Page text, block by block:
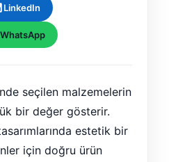
LinkedIn
WhatsApp
seçilen malzemelerin
bir değer gösterir.
estetik bir
için doğru ürün